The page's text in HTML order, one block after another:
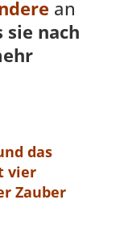
an
sie nach
das
vier
Zauber